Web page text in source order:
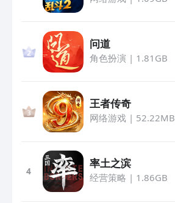
问道
角色扮演 | 1.81GB
王者传奇
网络游戏| 52.22MB
4
率土之滨
经营策略 | 1.86GB